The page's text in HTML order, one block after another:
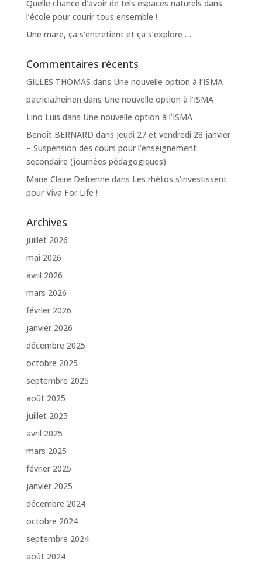
Quelle chance d’avoir de tels espaces naturels dans
l’école pour courir tous ensemble !
Une mare, ça s’entretient et ça s’explore …
Commentaires récents
GILLES THOMAS dans Une nouvelle option à l’ISMA
patricia.heinen dans Une nouvelle option à l’ISMA
Lino Luis dans Une nouvelle option à l’ISMA
Benoît BERNARD dans Jeudi 27 et vendredi 28 janvier
– Suspension des cours pour l’enseignement
secondaire (journées pédagogiques)
Marie Claire Defrenne dans Les rhétos s’investissent
pour Viva For Life !
Archives
juillet 2026
mai 2026
avril 2026
mars 2026
février 2026
janvier 2026
décembre 2025
octobre 2025
septembre 2025
août 2025
juillet 2025
avril 2025
mars 2025
février 2025
janvier 2025
décembre 2024
octobre 2024
septembre 2024
août 2024